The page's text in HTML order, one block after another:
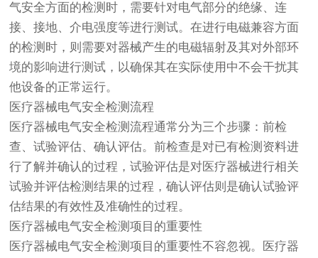
气安全方面的检测时，需要针对电气部分的绝缘、连
接、接地、介电强度等进行测试。在进行电磁兼容方面
的检测时，则需要对器械产生的电磁辐射及其对外部环
境的影响进行测试，以确保其在实际使用中不会干扰其
他设备的正常运行。
医疗器械电气安全检测流程
医疗器械电气安全检测流程通常分为三个步骤：前检
查、试验评估、确认评估。前检查是对已有检测资料进
行了解并确认的过程，试验评估是对医疗器械进行相关
试验并评估检测结果的过程，确认评估则是确认试验评
估结果的有效性及准确性的过程。
医疗器械电气安全检测项目的重要性
医疗器械电气安全检测项目的重要性不容忽视。医疗器